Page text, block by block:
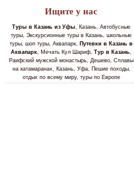
Ищите у нас
Туры в Казань из Уфы, Казань, Автобусные
туры, Экскурсионные туры в Казань, школьные
туры, шоп туры, Аквапарк, Путевки в Казань в
Аквапарк, Мечать Кул Шариф, Тур в Казань,
Раифский мужской монастырь, Дешево, Сплавы
на катамаранах, Казань, Уфа, Пешие походы,
отдых по всему миру, туры по Европе